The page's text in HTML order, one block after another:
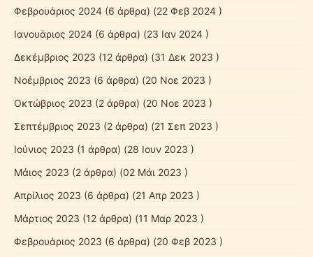
Φεβρουάριος 2024 (6 άρθρα) (22 Φεβ 2024 )
Ιανουάριος 2024 (6 άρθρα) (23 Ιαν 2024 )
Δεκέμβριος 2023 (12 άρθρα) (31 Δεκ 2023 )
Νοέμβριος 2023 (6 άρθρα) (20 Νοε 2023 )
Οκτώβριος 2023 (2 άρθρα) (20 Νοε 2023 )
Σεπτέμβριος 2023 (2 άρθρα) (21 Σεπ 2023 )
Ιούνιος 2023 (1 άρθρα) (28 Ιουν 2023 )
Μάιος 2023 (2 άρθρα) (02 Μάι 2023 )
Απρίλιος 2023 (6 άρθρα) (21 Απρ 2023 )
Μάρτιος 2023 (12 άρθρα) (11 Μαρ 2023 )
Φεβρουάριος 2023 (6 άρθρα) (20 Φεβ 2023 )